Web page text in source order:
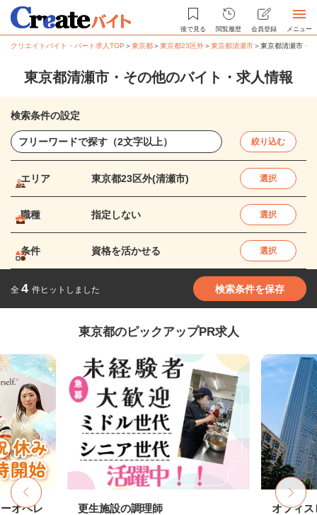
後で見る 閲覧履歴 会員登録 メニュー
クリエイトバイト・パート求人TOP ＞東京都＞東京都23区外＞東京都清瀬市＞東京都清瀬市・
東京都清瀬市・その他のバイト・求人情報
検索条件の設定
絞り込む
エリア 東京都23区外(清瀬市) 選択
職種 指定しない 選択
条件 資格を活かせる 選択
全 4 件ヒットしました 検索条件を保存
東京都のピックアップPR求人
オペレ 更生施設の調理師 オフィス